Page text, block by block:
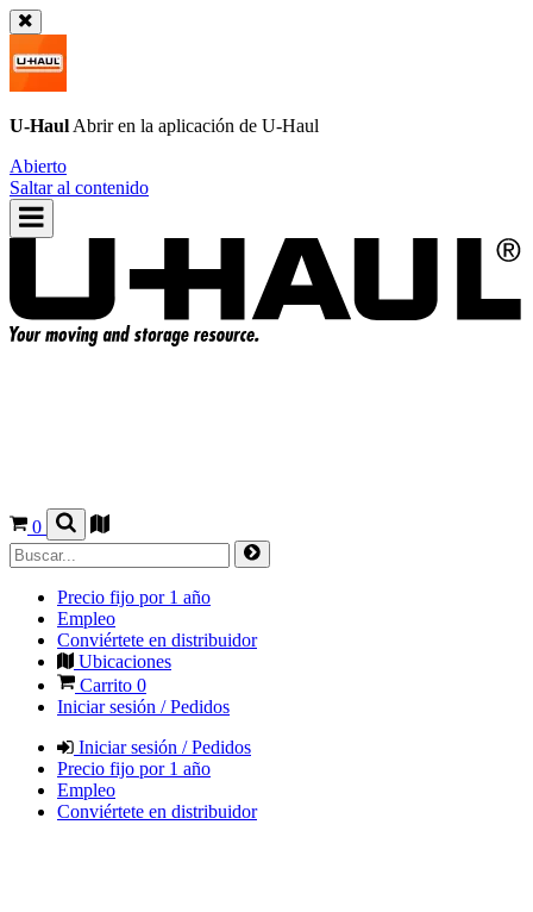
U-Haul Abrir en la aplicación de U-Haul
Abierto
Saltar al contenido
0
Precio fijo por 1 año
Empleo
Conviértete en distribuidor
Ubicaciones
Carrito 0
Iniciar sesión / Pedidos
Iniciar sesión / Pedidos
Precio fijo por 1 año
Empleo
Conviértete en distribuidor